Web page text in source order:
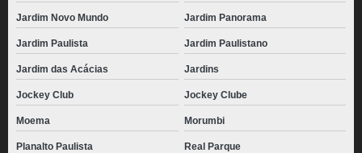
Jardim Novo Mundo Jardim Panorama
Jardim Paulista Jardim Paulistano
Jardim das Acácias Jardins
Jockey Club Jockey Clube
Moema Morumbi
Planalto Paulista Real Parque